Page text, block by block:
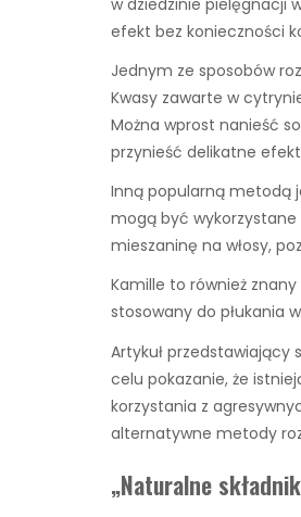
efekt bez konieczności
Jednym ze sposobów
Kwasy zawarte w
Można wprost nanieść
przynieść delikatne
Inną popularną metodą
mogą być wykorzystane
mieszaninę na włosy,
Kamille to również
stosowany do płukania
Artykuł
celu pokazanie, że
korzystania z
alternatywne metody
„Naturalne